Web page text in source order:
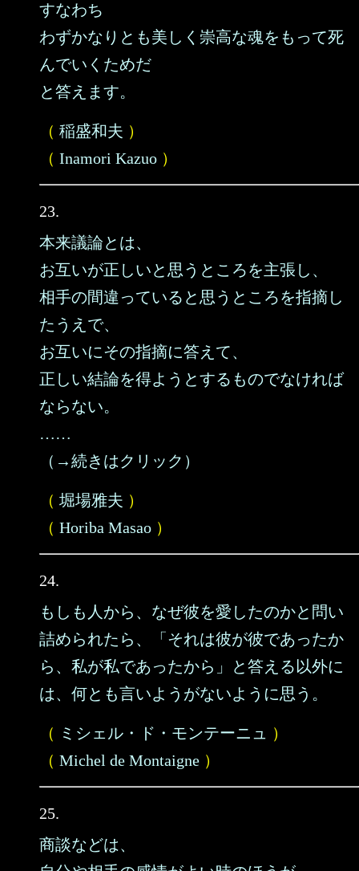
すなわち
わずかなりとも美しく崇高な魂をもって死
んでいくためだ
と答えます。
（ 稲盛和夫 ）
（ Inamori Kazuo ）
23.
本来議論とは、
お互いが正しいと思うところを主張し、
相手の間違っていると思うところを指摘し
たうえで、
お互いにその指摘に答えて、
正しい結論を得ようとするものでなければ
ならない。
……
（→続きはクリック）
（ 堀場雅夫 ）
（ Horiba Masao ）
24.
もしも人から、なぜ彼を愛したのかと問い
詰められたら、「それは彼が彼であったか
ら、私が私であったから」と答える以外に
は、何とも言いようがないように思う。
（ ミシェル・ド・モンテーニュ
）
（ Michel de Montaigne ）
25.
商談などは、